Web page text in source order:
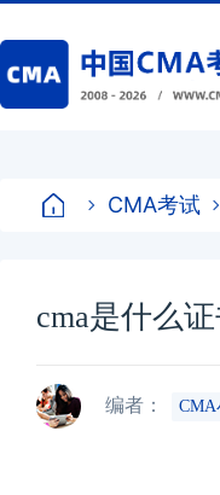
CMA考试
cma是什么
编者： CMA